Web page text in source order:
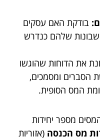
בודקת האם עסקים
שלהם כנדרש
את הדוחות שהוגשו
הסברים ומסמכים,
המס הסופית.
מספר יחידות
מס הכנסה (אזוריות